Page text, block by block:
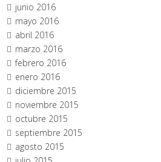
junio 2016
mayo 2016
abril 2016
marzo 2016
febrero 2016
enero 2016
diciembre 2015
noviembre 2015
octubre 2015
septiembre 2015
agosto 2015